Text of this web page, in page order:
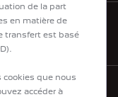
de la part
en matière de
transfert est basé
cookies que nous
accéder à